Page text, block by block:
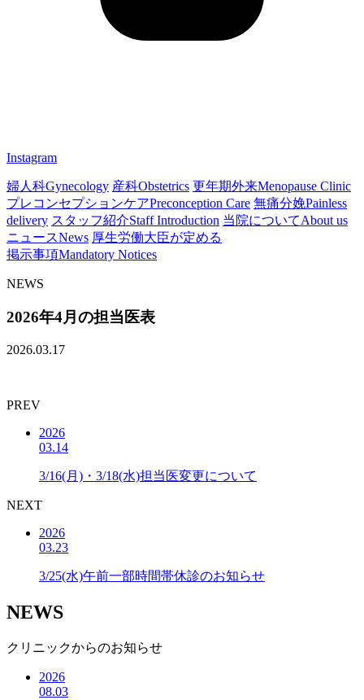
Instagram
婦人科Gynecology 産科Obstetrics 更年期外来Menopause Clinic
プレコンセプションケアPreconception Care 無痛分娩Painless
delivery スタッフ紹介Staff Introduction 当院についてAbout us
ニュースNews 厚生労働大臣が定める
掲示事項Mandatory Notices
NEWS
2026年4月の担当医表
2026.03.17
PREV
2026
03.14
3/16(月)・3/18(水)担当医変更について
NEXT
2026
03.23
3/25(水)午前一部時間帯休診のお知らせ
NEWS
クリニックからのお知らせ
2026
08.03